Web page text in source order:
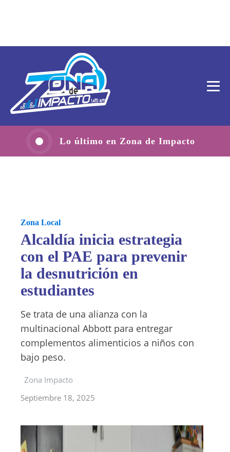
Lo último en Zona de Impacto
Zona Local
Alcaldía inicia estrategia
con el PAE para prevenir
la desnutrición en
estudiantes
Se trata de una alianza con la
multinacional Abbott para entregar
complementos alimenticios a niños con
bajo peso.
Zona Impacto
Septiembre 18, 2025